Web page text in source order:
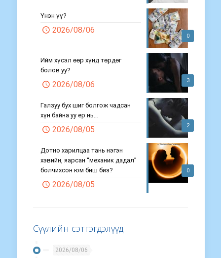
0
Үнэн үү?
2026/08/06
3
Ийм хүсэл өөр хүнд төрдөг
болов уу?
2026/08/06
2
Галзуу бух шиг болгож чадсан
хүн байна уу ер нь…
2026/08/05
0
Дотно харилцаа тань нэгэн
хэвийн, яарсан “механик дадал”
болчихсон юм биш биз?
2026/08/05
Сүүлийн сэтгэгдэлүүд
2026/08/06